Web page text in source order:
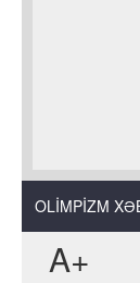
OLIMPIZM
A+